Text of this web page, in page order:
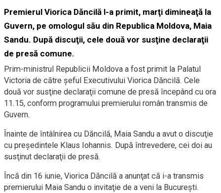
Premierul Viorica Dăncilă l-a primit, marţi dimineaţă la
Guvern, pe omologul său din Republica Moldova, Maia
Sandu. După discuţii, cele două vor susţine declaraţii
de presă comune.
Prim-ministrul Republicii Moldova a fost primit la Palatul
Victoria de către şeful Executivului Viorica Dăncilă. Cele
două vor susţine declaraţii comune de presă începând cu ora
11.15, conform programului premierului român transmis de
Guvern.
Înainte de întâlnirea cu Dăncilă, Maia Sandu a avut o discuţie
cu preşedintele Klaus Iohannis. După întrevedere, cei doi au
susţinut declaraţii de presă.
Încă din 16 iunie, Viorica Dăncilă a anunţat că i-a transmis
premierului Maia Sandu o invitaţie de a veni la Bucureşti.